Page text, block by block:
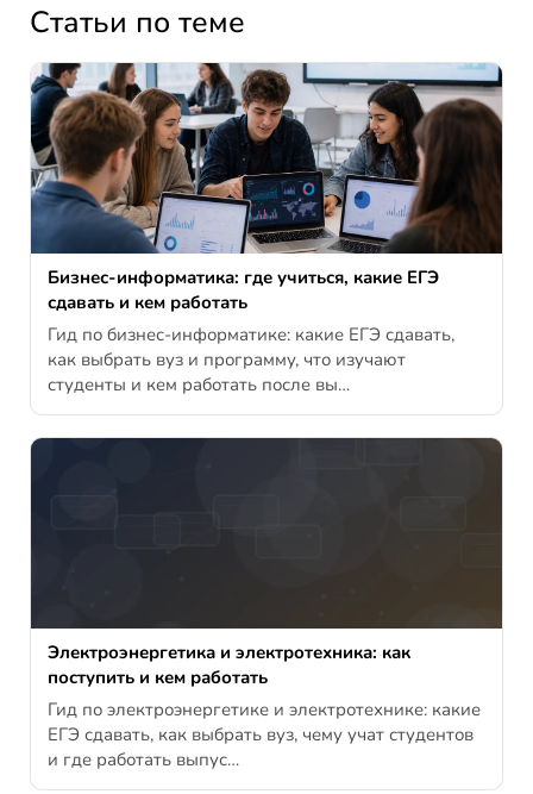
Статьи по теме
Бизнес-информатика: где учиться, какие ЕГЭ
сдавать и кем работать
Гид по бизнес-информатике: какие ЕГЭ сдавать,
как выбрать вуз и программу, что изучают
студенты и кем работать после вы…
Электроэнергетика и электротехника: как
поступить и кем работать
Гид по электроэнергетике и электротехнике: какие
ЕГЭ сдавать, как выбрать вуз, чему учат студентов
и где работать выпус…